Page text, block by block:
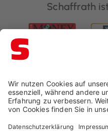
Schaffrath